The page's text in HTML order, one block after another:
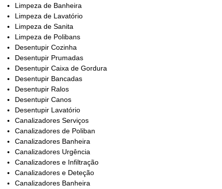
Limpeza de Banheira
Limpeza de Lavatório
Limpeza de Sanita
Limpeza de Polibans
Desentupir Cozinha
Desentupir Prumadas
Desentupir Caixa de Gordura
Desentupir Bancadas
Desentupir Ralos
Desentupir Canos
Desentupir Lavatório
Canalizadores Serviços
Canalizadores de Poliban
Canalizadores Banheira
Canalizadores Urgência
Canalizadores e Infiltração
Canalizadores e Deteção
Canalizadores Banheira